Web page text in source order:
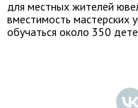
для местных жителей
вместимость мастерских
обучаться около 350